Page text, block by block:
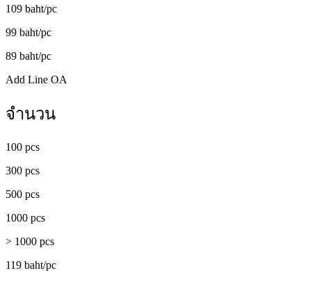
109 baht/pc
99 baht/pc
89 baht/pc
Add Line OA
จำนวน
100 pcs
300 pcs
500 pcs
1000 pcs
> 1000 pcs
119 baht/pc